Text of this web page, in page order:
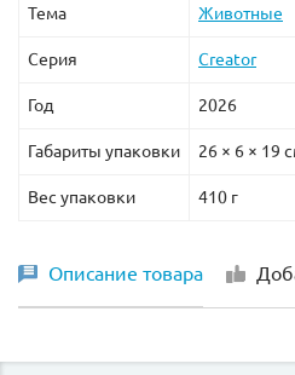
Тема Животные
Серия Creator
Год 2026
Габариты упаковки 26 × 6 × 19
Вес упаковки 410 г
Описание товара